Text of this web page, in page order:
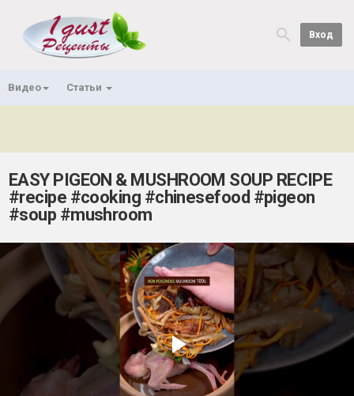
Вход
Видео Статьи
EASY PIGEON & MUSHROOM SOUP RECIPE
#recipe #cooking #chinesefood #pigeon
#soup #mushroom
Play